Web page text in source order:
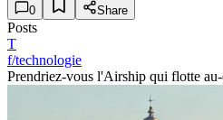
0 Share
Posts
T
f/technologie
Prendriez-vous l'Airship qui flotte au-